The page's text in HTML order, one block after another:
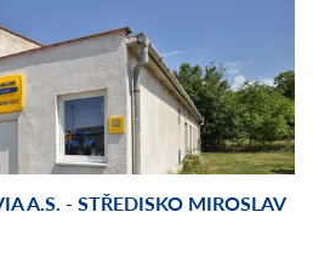
A.S. - STŘEDISKO MIROSLAV